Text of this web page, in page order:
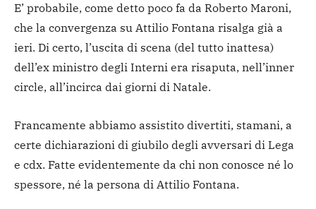
E’ probabile, come detto poco fa da Roberto Maroni,
che la convergenza su Attilio Fontana risalga già a
ieri. Di certo, l’uscita di scena (del tutto inattesa)
dell’ex ministro degli Interni era risaputa, nell’inner
circle, all’incirca dai giorni di Natale.
Francamente abbiamo assistito divertiti, stamani, a
certe dichiarazioni di giubilo degli avversari di Lega
e cdx. Fatte evidentemente da chi non conosce né lo
spessore, né la persona di Attilio Fontana.